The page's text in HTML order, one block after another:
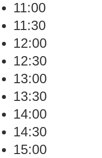
11:00
11:30
12:00
12:30
13:00
13:30
14:00
14:30
15:00